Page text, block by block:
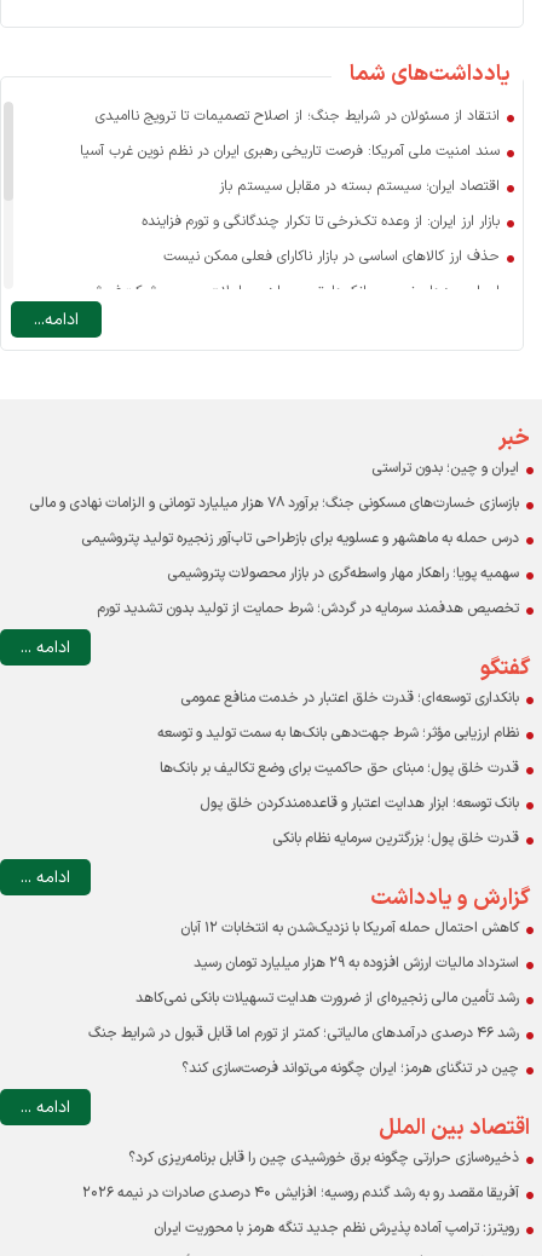
یادداشت‌های شما
انتقاد از مسئولان در شرایط جنگ؛ از اصلاح تصمیمات تا ترویج ناامیدی
سند امنیت ملی آمریکا: فرصت تاریخی رهبری ایران در نظم نوین غرب آسیا
اقتصاد ایران؛ سیستم بسته در مقابل سیستم باز
بازار ارز ایران: از وعده تک‌نرخی تا تکرار چندگانگی و تورم فزاینده
حذف ارز کالاهای اساسی در بازار ناکارای فعلی ممکن نیست
اسرار سودهای نجومی بانک‌ها: تسعیر ارز، معاملات صوری و شرکت‌فروشی
ادامه...
خبر
ایران و چین؛ بدون تراستی
بازسازی خسارت‌های مسکونی جنگ؛ برآورد ۷۸ هزار میلیارد تومانی و الزامات نهادی و مالی
درس حمله به ماهشهر و عسلویه برای بازطراحی تاب‌آور زنجیره تولید پتروشیمی
سهمیه پویا؛ راهکار مهار واسطه‌گری در بازار محصولات پتروشیمی
تخصیص هدفمند سرمایه در گردش؛ شرط حمایت از تولید بدون تشدید تورم
ادامه ...
گفتگو
بانکداری توسعه‌ای؛ قدرت خلق اعتبار در خدمت منافع عمومی
نظام ارزیابی مؤثر؛ شرط جهت‌دهی بانک‌ها به سمت تولید و توسعه
قدرت خلق پول؛ مبنای حق حاکمیت برای وضع تکالیف بر بانک‌ها
بانک توسعه؛ ابزار هدایت اعتبار و قاعده‌مندکردن خلق پول
قدرت خلق پول؛ بزرگترین سرمایه نظام بانکی
ادامه ...
گزارش و یادداشت
کاهش احتمال حمله آمریکا با نزدیک‌شدن به انتخابات ۱۲ آبان
استرداد مالیات ارزش افزوده به ۲۹ هزار میلیارد تومان رسید
رشد تأمین مالی زنجیره‌ای از ضرورت هدایت تسهیلات بانکی نمی‌کاهد
رشد ۴۶ درصدی درآمدهای مالیاتی؛ کمتر از تورم اما قابل قبول در شرایط جنگ
چین در تنگنای هرمز؛ ایران چگونه می‌تواند فرصت‌سازی کند؟
ادامه ...
اقتصاد بین الملل
ذخیره‌سازی حرارتی چگونه برق خورشیدی چین را قابل برنامه‌ریزی کرد؟
آفریقا مقصد رو به رشد گندم روسیه؛ افزایش ۴۰ درصدی صادرات در نیمه ۲۰۲۶
رویترز: ترامپ آماده پذیرش نظم جدید تنگه هرمز با محوریت ایران